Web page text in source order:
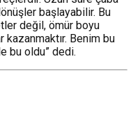
başlayabilir. Bu
değil, ömür boyu
kazanmaktır. Benim bu
bu oldu” dedi.